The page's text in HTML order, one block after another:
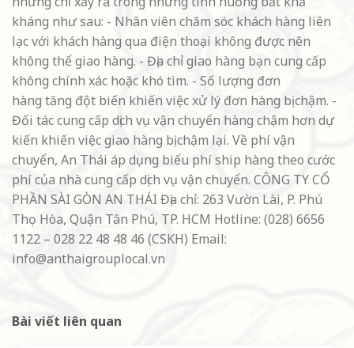
kháng như sau: - Nhân viên chăm sóc khách hàng liên
lạc với khách hàng qua điện thoại không được nên
không thể giao hàng. - Địa chỉ giao hàng bạn cung cấp
không chính xác hoặc khó tìm. - Số lượng đơn
hàng tăng đột biến khiến việc xử lý đơn hàng bị chậm. -
Đối tác cung cấp dịch vụ vận chuyển hàng chậm hơn dự
kiến khiến việc giao hàng bị chậm lại. Về phí vận
chuyển, An Thái áp dụng biểu phí ship hàng theo cước
phí của nhà cung cấp dịch vụ vận chuyển. CÔNG TY CỔ
PHẦN SÀI GÒN AN THÁI Địa chỉ: 263 Vườn Lài, P. Phú
Thọ Hòa, Quận Tân Phú, TP. HCM Hotline: (028) 6656
1122 – 028 22 48 48 46 (CSKH) Email:
info@anthaigrouplocal.vn
Bài viết liên quan